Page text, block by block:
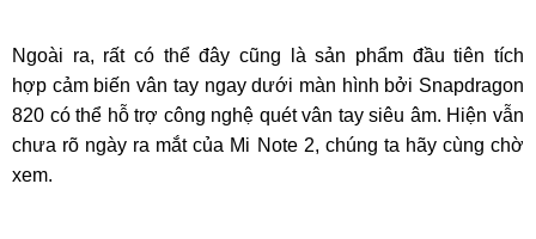
Ngoài ra, rất có thể đây cũng là sản phẩm đầu tiên tích
hợp cảm biến vân tay ngay dưới màn hình bởi Snapdragon
820 có thể hỗ trợ công nghệ quét vân tay siêu âm. Hiện vẫn
chưa rõ ngày ra mắt của Mi Note 2, chúng ta hãy cùng chờ
xem.